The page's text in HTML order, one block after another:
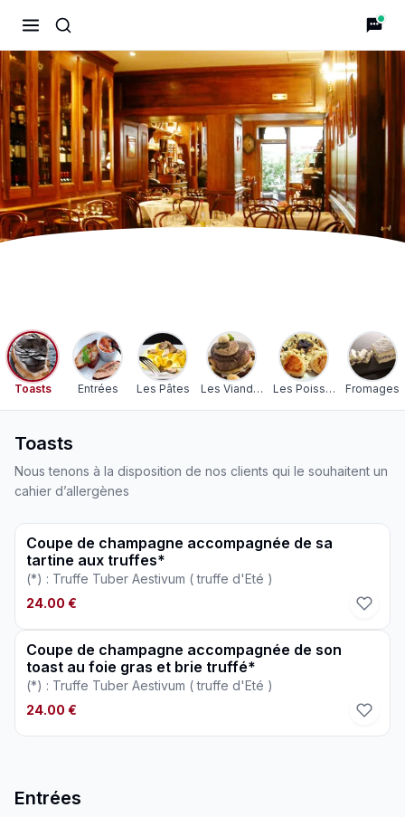
Toasts Entrées Les Pâtes Les Viandes Les Poissons Fromages
Toasts
Nous tenons à la disposition de nos clients qui le souhaitent un
cahier d’allergènes
Coupe de champagne accompagnée de sa
tartine aux truffes*
(*) : Truffe Tuber Aestivum ( truffe d'Eté )
24.00 €
Coupe de champagne accompagnée de son
toast au foie gras et brie truffé*
(*) : Truffe Tuber Aestivum ( truffe d'Eté )
24.00 €
Entrées